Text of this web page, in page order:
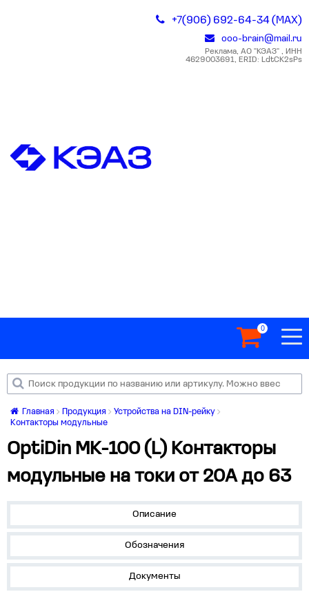
+7(906) 692-64-34 (MAX)
ooo-brain@mail.ru
Реклама, АО "КЭАЗ" , ИНН
4629003691, ERID: LdtCK2sPs
0
Главная Продукция
Устройства на DIN-рейку
Контакторы модульные
OptiDin MK-100 (L) Контакторы
модульные на токи от 20А до 63
Описание
Обозначения
Документы